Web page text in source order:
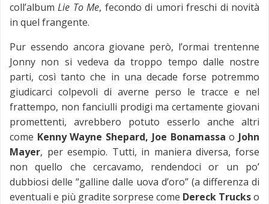
coll’albumLie To Me, fecondo di umori freschi di novità
in quel frangente.
Pur essendo ancora giovane però, l’ormai trentenne
Jonny non si vedeva da troppo tempo dalle nostre
parti, così tanto che in una decade forse potremmo
giudicarci colpevoli di averne perso le tracce e nel
frattempo, non fanciulli prodigi ma certamente giovani
promettenti, avrebbero potuto esserlo anche altri
come Kenny Wayne Shepard, Joe Bonamassa o John
Mayer, per esempio. Tutti, in maniera diversa, forse
non quello che cercavamo, rendendoci or un po’
dubbiosi delle “galline dalle uova d’oro” (a differenza di
eventuali e più gradite sorprese come Dereck Truckso